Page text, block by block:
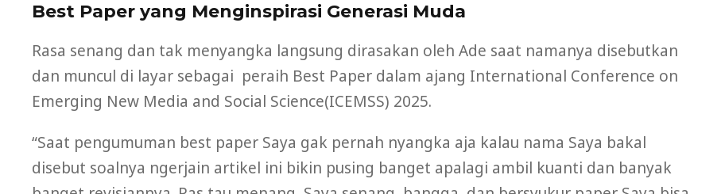
Best Paper yang Menginspirasi Generasi Muda
Rasa senang dan tak menyangka langsung dirasakan oleh Ade saat namanya disebutkan
dan muncul di layar sebagai peraih Best Paper dalam ajang International Conference on
Emerging New Media and Social Science(ICEMSS) 2025.
“Saat pengumuman best paper Saya gak pernah nyangka aja kalau nama Saya bakal
disebut soalnya ngerjain artikel ini bikin pusing banget apalagi ambil kuanti dan banyak